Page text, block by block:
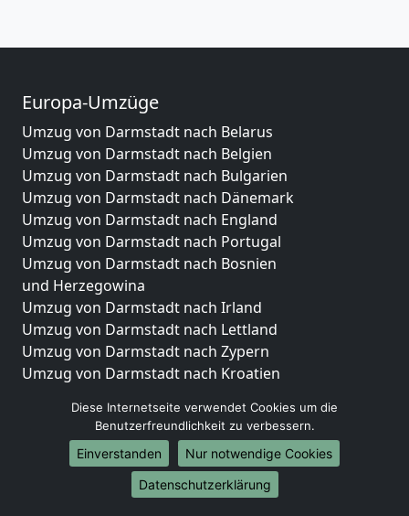
Europa-Umzüge
Umzug von Darmstadt nach Belarus
Umzug von Darmstadt nach Belgien
Umzug von Darmstadt nach Bulgarien
Umzug von Darmstadt nach Dänemark
Umzug von Darmstadt nach England
Umzug von Darmstadt nach Portugal
Umzug von Darmstadt nach Bosnien
und Herzegowina
Umzug von Darmstadt nach Irland
Umzug von Darmstadt nach Lettland
Umzug von Darmstadt nach Zypern
Umzug von Darmstadt nach Kroatien
Umzug von Darmstadt nach Finnland
Umzug von Darmstadt nach Frankreich
Umzug von Darmstadt nach Griechenland
Umzug von Darmstadt nach Italien
Umzug von Darmstadt nach Liechtenstein
Diese Internetseite verwendet Cookies um die
Benutzerfreundlichkeit zu verbessern.
Einverstanden
Nur notwendige Cookies
Datenschutzerklärung